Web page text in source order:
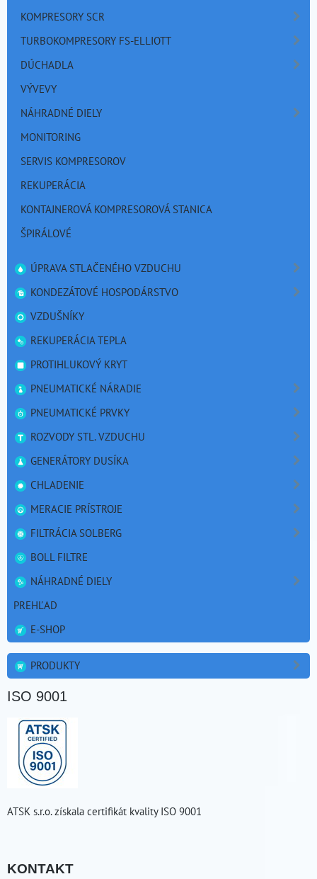
KOMPRESORY SCR
TURBOKOMPRESORY FS-ELLIOTT
DÚCHADLA
VÝVEVY
NÁHRADNÉ DIELY
MONITORING
SERVIS KOMPRESOROV
REKUPERÁCIA
KONTAJNEROVÁ KOMPRESOROVÁ STANICA
ŠPIRÁLOVÉ
ÚPRAVA STLAČENÉHO VZDUCHU
KONDEZÁTOVÉ HOSPODÁRSTVO
VZDUŠNÍKY
REKUPERÁCIA TEPLA
PROTIHLUKOVÝ KRYT
PNEUMATICKÉ NÁRADIE
PNEUMATICKÉ PRVKY
ROZVODY STL. VZDUCHU
GENERÁTORY DUSÍKA
CHLADENIE
MERACIE PRÍSTROJE
FILTRÁCIA SOLBERG
BOLL FILTRE
NÁHRADNÉ DIELY
PREHĽAD
E-SHOP
PRODUKTY
ISO 9001
ATSK s.r.o. získala certifikát kvality ISO 9001
KONTAKT